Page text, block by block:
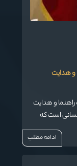
و هدایت
راهنما و هدایت
است که
ادامه مطلب